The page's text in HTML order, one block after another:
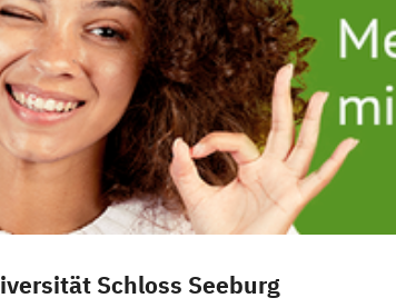
Schloss Seeburg